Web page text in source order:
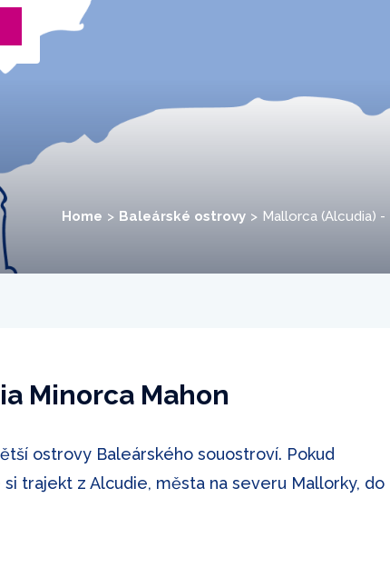
Home Baleárské ostrovy Mallorca (Alcudia)
Minorca Mahon
ostrovy Baleárského souostroví. Pokud
trajekt z Alcudie, města na severu Mallorky, do